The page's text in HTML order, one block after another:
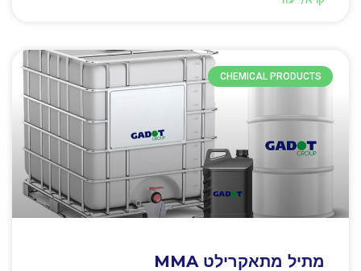
CHEMICAL PRODUCTS
מתיל מתאקרילט MMA